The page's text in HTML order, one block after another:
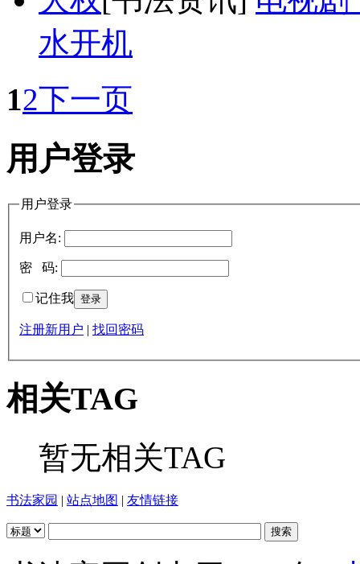
水开机
12下一页
用户登录
用户登录
用户名:
密 码:
记住我
注册新用户 | 找回密码
相关TAG
暂无相关TAG
书法家园 | 站点地图 | 友情链接